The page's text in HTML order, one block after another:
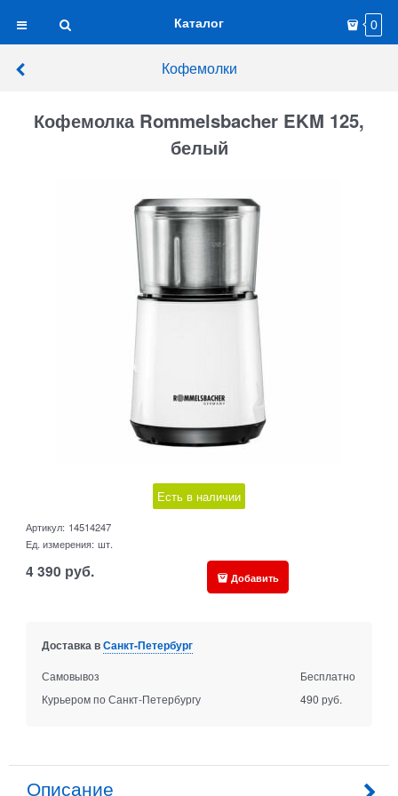
Каталог 0
Кофемолки
Кофемолка Rommelsbacher EKM 125,
белый
Есть в наличии
Артикул: 14514247
Ед. измерения: шт.
4 390 руб. Добавить
Доставка вСанкт-Петербург
Самовывоз
Бесплатно
Курьером по Санкт-Петербургу
490 руб.
Описание